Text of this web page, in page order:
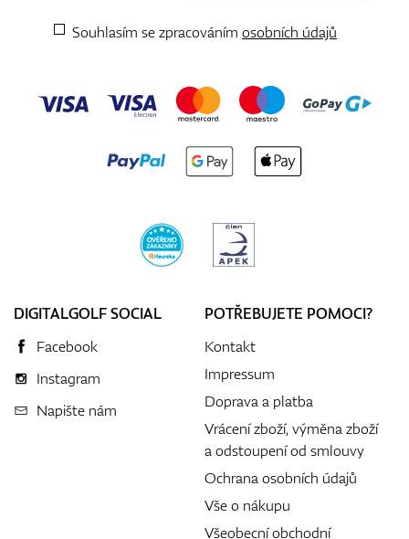
Souhlasím se zpracováním osobních údajů
DIGITALGOLF SOCIAL
Facebook
Instagram
Napište nám
POTŘEBUJETE POMOCI?
Kontakt
Impressum
Doprava a platba
Vrácení zboží, výměna zboží
a odstoupení od smlouvy
Ochrana osobních údajů
Vše o nákupu
Všeobecní obchodní